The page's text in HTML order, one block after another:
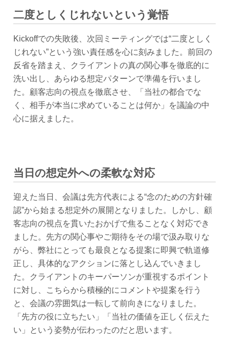
二度としくじれないという覚悟
Kickoffでの失敗後、次回ミーティングでは“二度としく
じれない”という強い責任感を心に刻みました。前回の
反省を踏まえ、クライアントの真の関心事を徹底的に
洗い出し、あらゆる想定パターンで準備を行いまし
た。顧客志向の視点を徹底させ、「当社の都合でな
く、相手が本当に求めていることは何か」を議論の中
心に据えました。
当日の想定外への柔軟な対応
迎えた当日、会議は先方代表による“念のための方針確
認”から始まる想定外の展開となりました。しかし、顧
客志向の視点を貫いたおかげで焦ることなく対応でき
ました。先方の関心事やご期待をその場で汲み取りな
がら、弊社にとっても最良となる提案に即興で軌道修
正し、具体的なアクションに落とし込んでいきまし
た。クライアントのキーパーソンが重視するポイント
に対し、こちらから積極的にコメントや提案を行う
と、会議の雰囲気は一転して前向きになりました。
「先方の役に立ちたい」「当社の価値を正しく伝えた
い」という姿勢が伝わったのだと思います。